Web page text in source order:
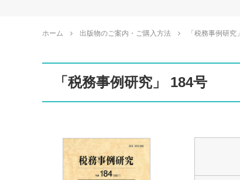
ホーム 出版物のご案内・ご購入方法 「税務事例研究」
「税務事例研究」 184号